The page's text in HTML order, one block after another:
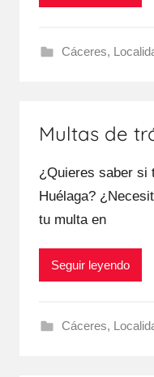
Cáceres,
Multas de
¿Quieres saber ѕi
Huélaga?
tu multa en
Seguir leyendo
Cáceres,